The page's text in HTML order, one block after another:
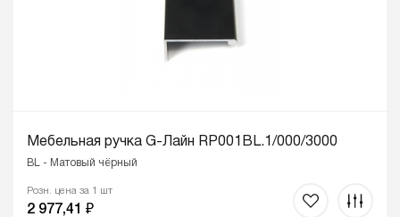
Мебельная ручка G-Лайн RP001BL.1/000/3000
BL - Матовый чёрный
Розн. цена за 1 шт
2 977,41 ₽